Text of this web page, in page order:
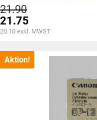
21.90Ursprünglicher
Preis
war:
CHF21.90
21.75
Aktueller
ist:
CHF21.75.
20.10 exkl. MWST
Aktion!